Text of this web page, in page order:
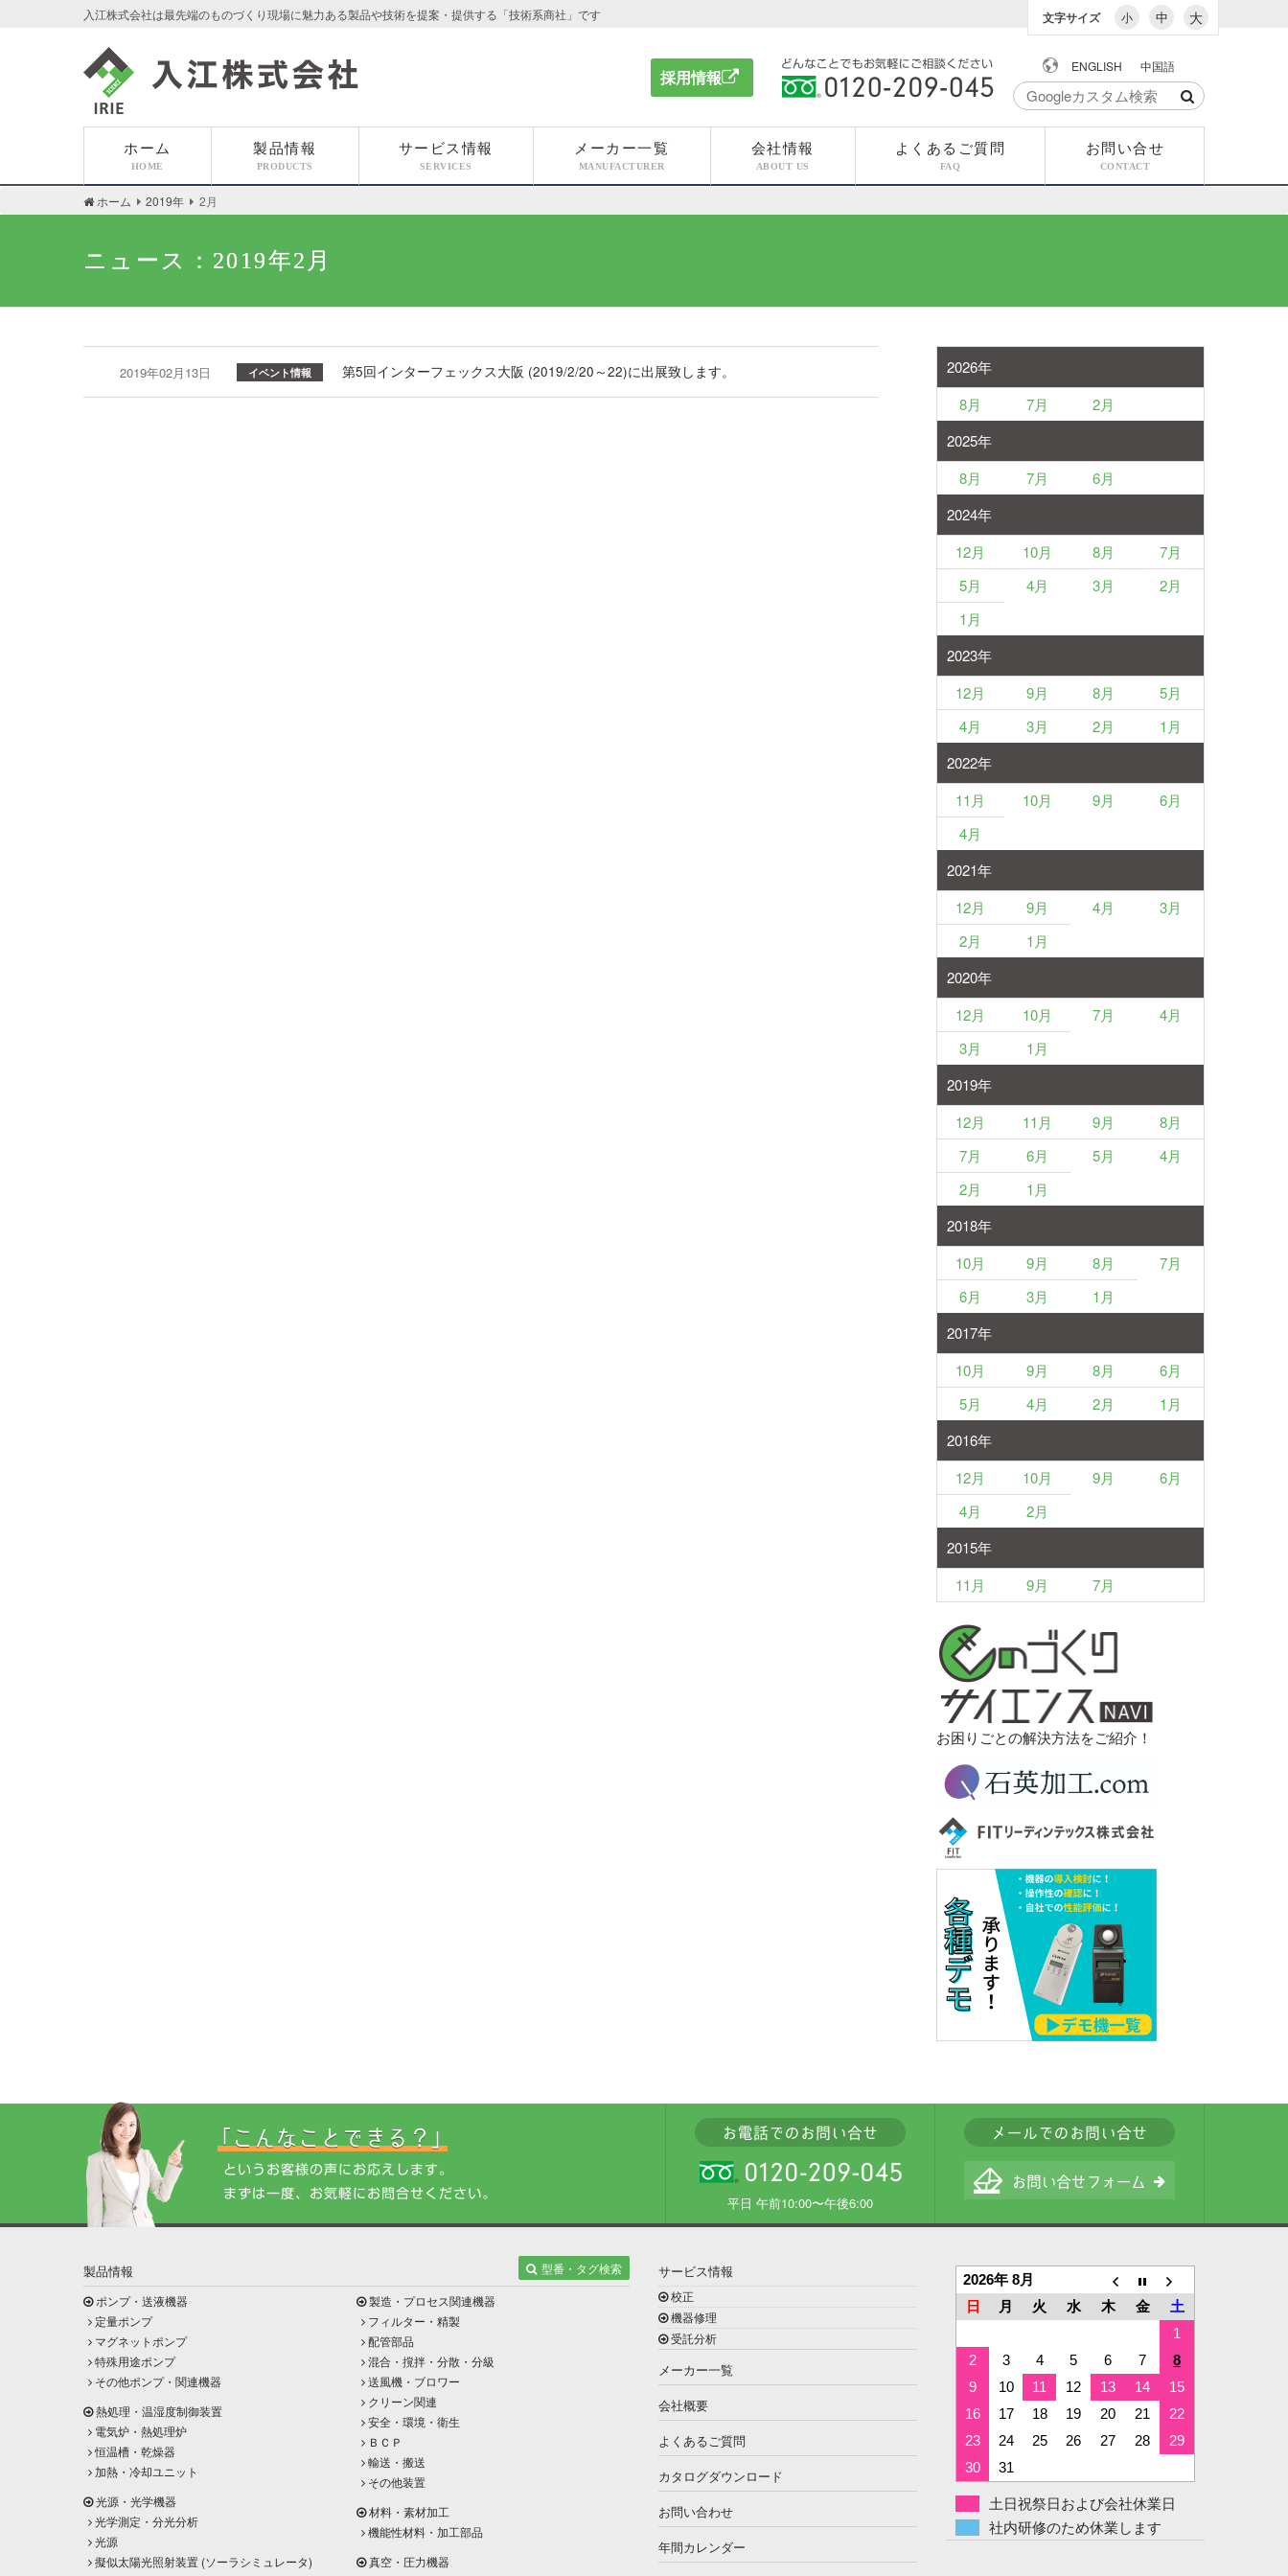
入江株式会社は最先端のものづくり現場に魅力ある製品や技術を提案・提供する「技術系商社」です 文字サイズ 小 中 大
入江株式会社
採用情報
ください 0120-209-045
ENGLISH 中国語
ホーム
HOME
製品情報
PRODUCTS
サービス情報
SERVICES
メーカー一覧
MANUFACTURER
会社情報
ABOUT US
よくあるご質問
FAQ
お問い合せ
CONTACT
ホーム 2019年 2月
ニュース：2019年2月
2019年02月13日 イベント情報 第5回インターフェックス大阪 (2019/2/20～22)に出展致します。
2026年
8月
7月
2月
2025年
8月
7月
6月
2024年
12月
10月 8月
7月
5月
4月 3月
2月
1月
2023年
12月
9月 8月
5月
4月
3月 2月
1月
2022年
11月
10月 9月
6月
4月
2021年
12月
9月 4月
3月
2月
1月
2020年
12月
10月 7月
4月
3月
1月
2019年
12月
11月 9月
8月
7月
6月 5月
4月
2月
1月
2018年
10月
9月 8月
7月
6月
3月
1月
2017年
10月
9月 8月
6月
5月
4月 2月
1月
2016年
12月
10月 9月
6月
4月
2月
2015年
11月
9月 7月
お困りごとの解決方法をご紹介！
平日 午前10:00〜午後6:00
製品情報
型番・タグ検索
ポンプ・送液機器
定量ポンプ
マグネットポンプ
特殊用途ポンプ
その他ポンプ・関連機器
熱処理・温湿度制御装置
電気炉・熱処理炉
恒温槽・乾燥器
加熱・冷却ユニット
光源・光学機器
光学測定・分光分析
光源
擬似太陽光照射装置 (ソーラシミュレータ)
製造・プロセス関連機器
フィルター・精製
配管部品
混合・撹拌・分散・分級
送風機・ブロワー
クリーン関連
安全・環境・衛生
ＢＣＰ
輸送・搬送
その他装置
材料・素材加工
機能性材料・加工部品
真空・圧力機器
サービス情報
校正
機器修理
受託分析
メーカー一覧
会社概要
よくあるご質問
カタログダウンロード
お問い合わせ
年間カレンダー
2026年 8月
日
月 火 水 木 金
土
1
2
3 4 5 6 7
8
9
10 11 12 13 14
15
16
17 18 19 20 21
22
23
24 25 26 27 28
29
30
31
土日祝祭日および会社休業日
社内研修のため休業します